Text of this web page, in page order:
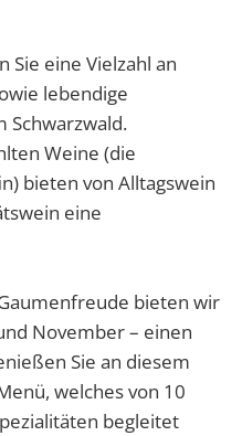
eine Vielzahl an
lebendige
Schwarzwald.
Weine (die
bieten von Alltagswein
eine
bieten wir
November – einen
Sie an diesem
welches von 10
begleitet